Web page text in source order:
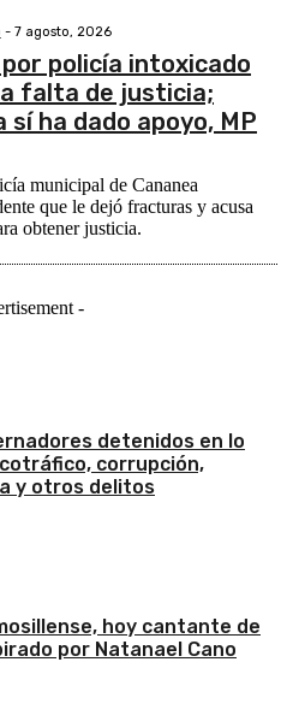
- 7 agosto, 2026
policía intoxicado
falta de justicia;
ha dado apoyo, MP
municipal de Cananea
que le dejó fracturas y acusa
obtener justicia.
-
detenidos en lo
corrupción,
y otros delitos
hoy cantante de
por Natanael Cano